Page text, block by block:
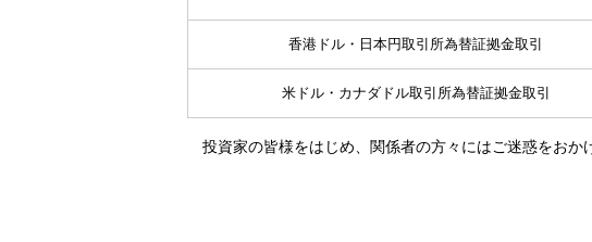
香港ドル・日本円取引所為替証拠金取引
米ドル・カナダドル取引所為替証拠金取引
投資家の皆様をはじめ、関係者の方々にはご迷惑をおか